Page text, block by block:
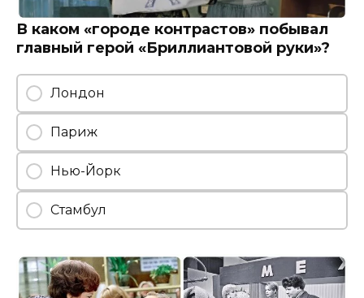
В каком «городе контрастов» побывал
главный герой «Бриллиантовой руки»?
Лондон
Париж
Нью-Йорк
Стамбул